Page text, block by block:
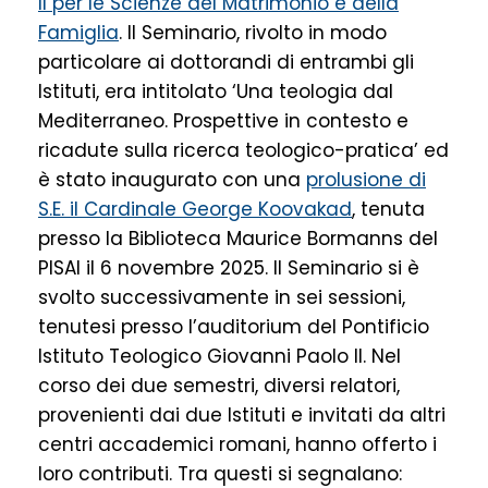
Famiglia. Il Seminario, rivolto in modo
particolare ai dottorandi di entrambi gli
Istituti, era intitolato ‘Una teologia dal
Mediterraneo. Prospettive in contesto e
ricadute sulla ricerca teologico-pratica’ ed
è stato inaugurato con una prolusione di
S.E. il Cardinale George Koovakad, tenuta
presso la Biblioteca Maurice Bormanns del
PISAI il 6 novembre 2025. Il Seminario si è
svolto successivamente in sei sessioni,
tenutesi presso l’auditorium del Pontificio
Istituto Teologico Giovanni Paolo II. Nel
corso dei due semestri, diversi relatori,
provenienti dai due Istituti e invitati da altri
centri accademici romani, hanno offerto i
loro contributi. Tra questi si segnalano: